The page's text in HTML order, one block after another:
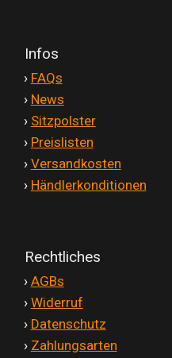
Infos
› FAQs
› News
› Sitzpolster
› Preislisten
› Versandkosten
› Händlerkonditionen
Rechtliches
› AGBs
› Widerruf
› Datenschutz
› Zahlungsarten